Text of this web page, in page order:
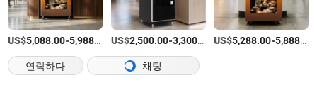
US$5,088.00-5,988.00 /상품
US$2,500.00-3,300.00 /상품
US$5,288.00-5,888.00
연락하다
채팅